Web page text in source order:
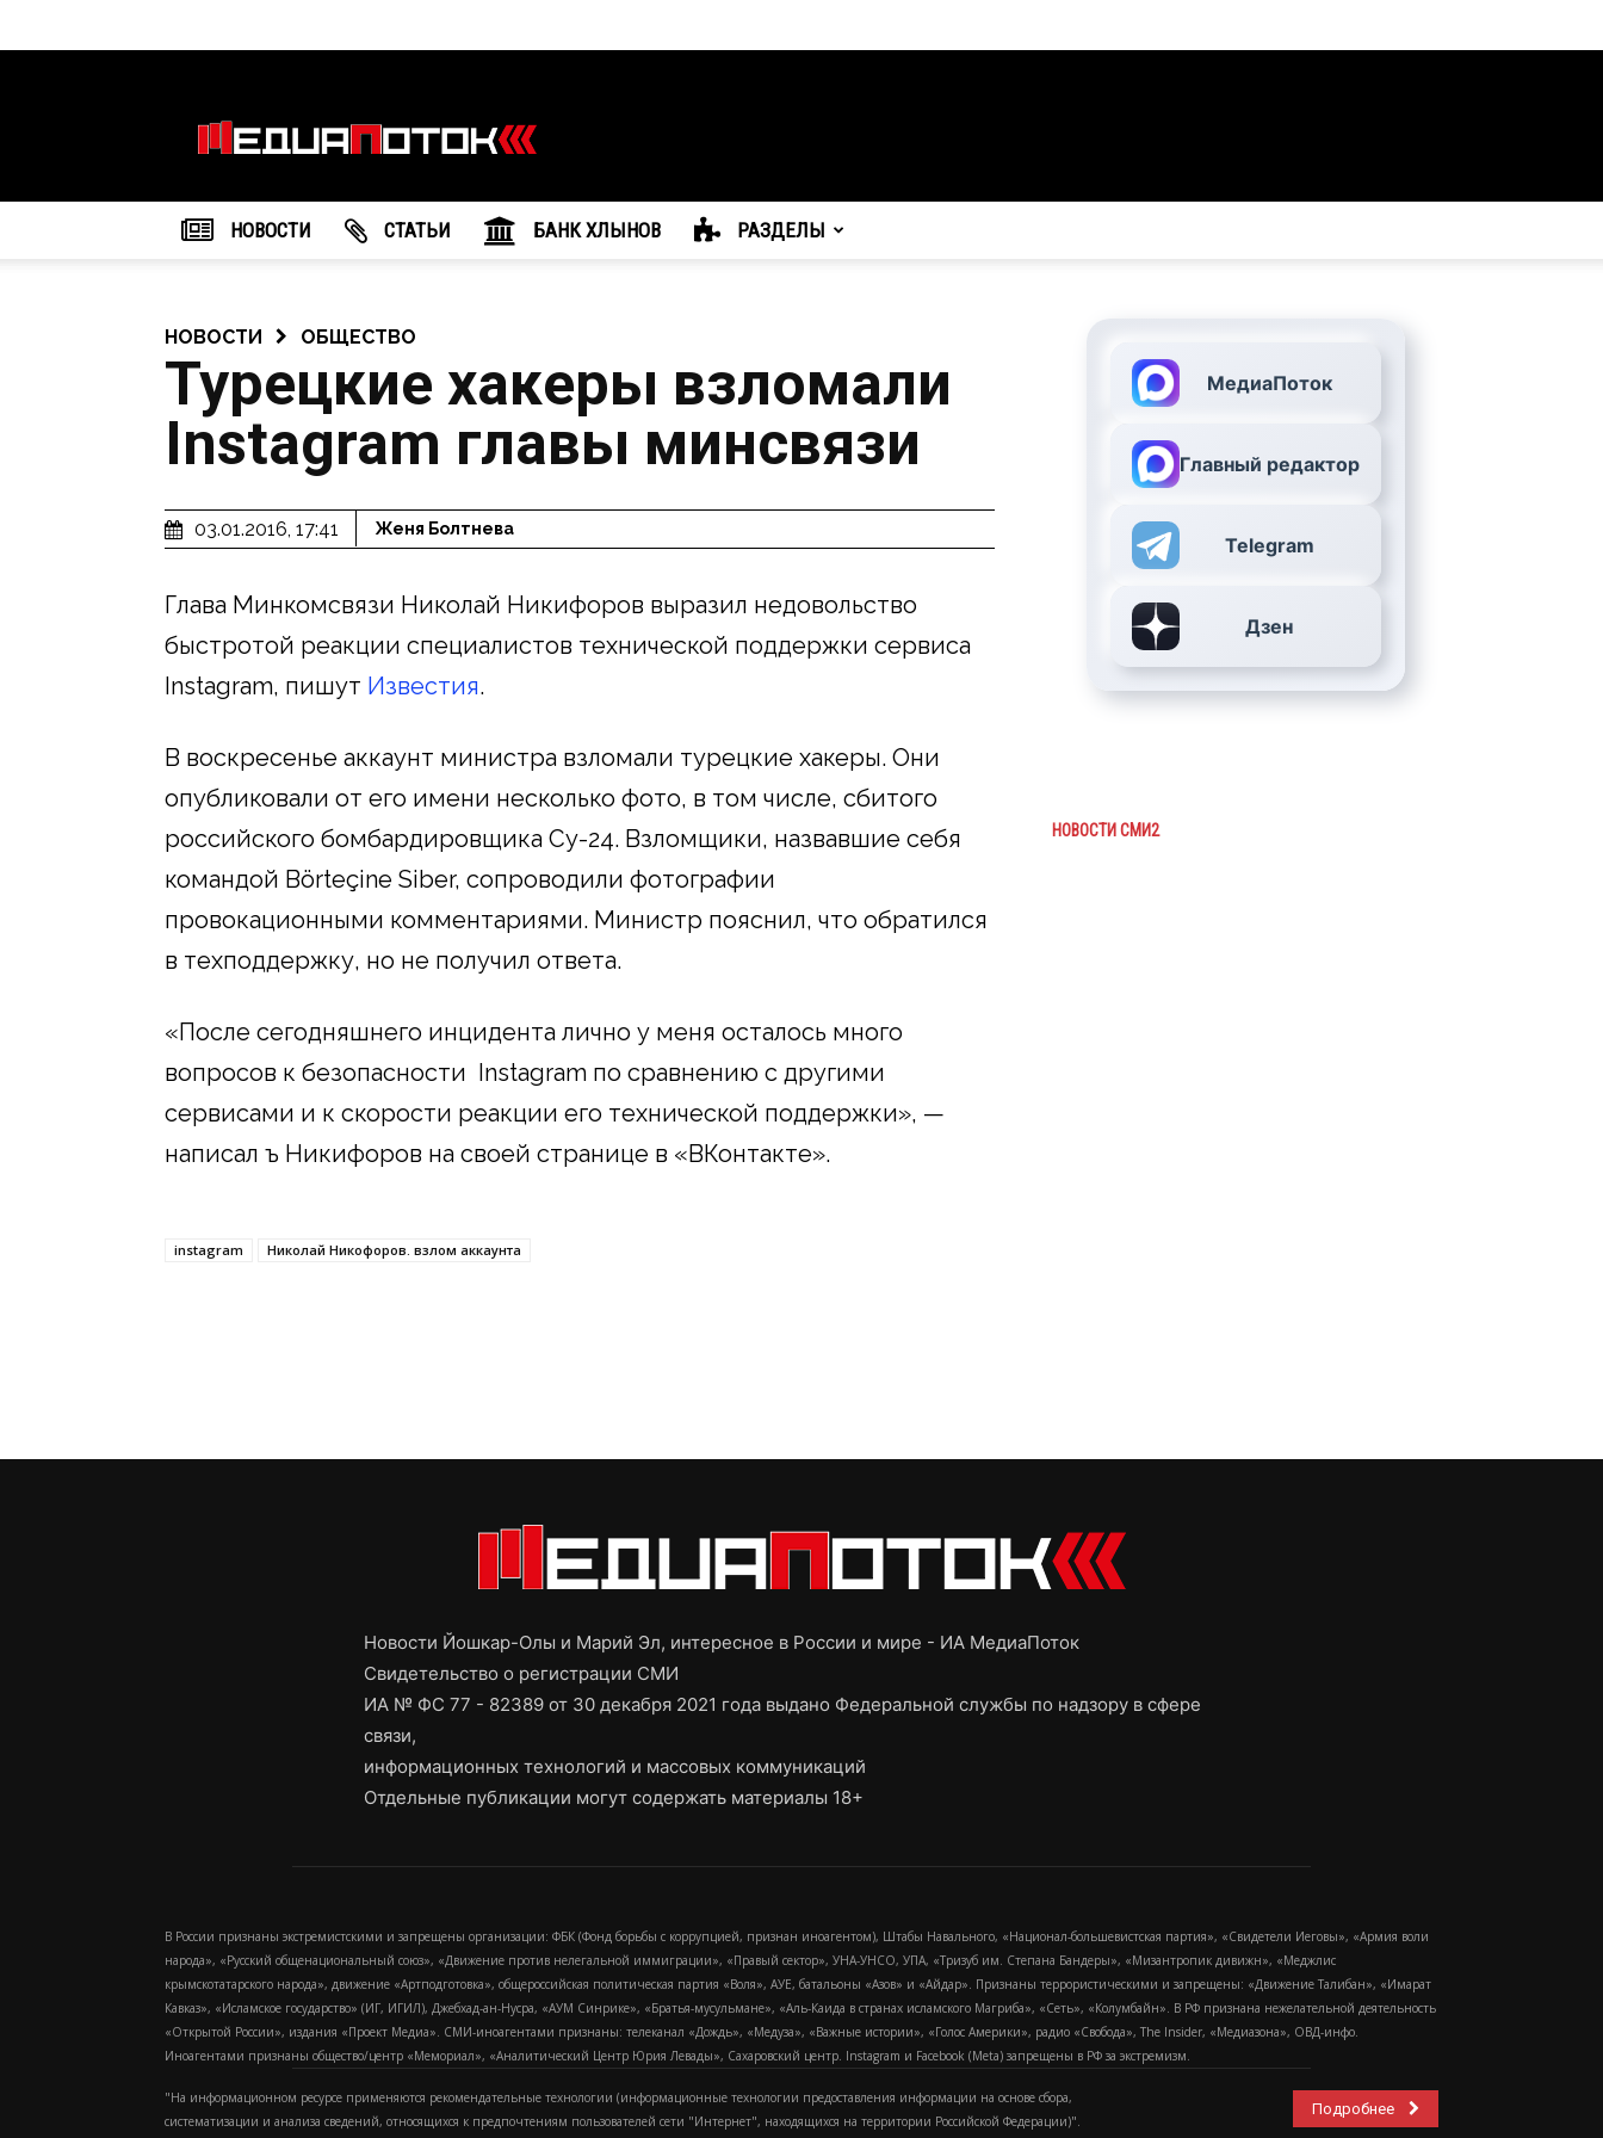
агентство
"МедиаПоток"
НОВОСТИ CТАТЬИ БАНК ХЛЫНОВ РАЗДЕЛЫ
НОВОСТИ ОБЩЕСТВО
Турецкие хакеры взломали
Instagram главы минсвязи
03.01.2016, 17:41 Женя Болтнева
Глава Минкомсвязи Николай Никифоров выразил недовольство
быстротой реакции специалистов технической поддержки сервиса
Instagram, пишут Известия.
В воскресенье аккаунт министра взломали турецкие хакеры. Они
опубликовали от его имени несколько фото, в том числе, сбитого
российского бомбардировщика Су-24. Взломщики, назвавшие себя
командой Börteçine Siber, сопроводили фотографии
провокационными комментариями. Министр пояснил, что обратился
в техподдержку, но не получил ответа.
«После сегодняшнего инцидента лично у меня осталось много
вопросов к безопасности Instagram по сравнению с другими
сервисами и к скорости реакции его технической поддержки», —
написал ъ Никифоров на своей странице в «ВКонтакте».
instagram Николай Никофоров. взлом аккаунта
МедиаПоток
Главный редактор
Telegram
Дзен
НОВОСТИ СМИ2
Новости Йошкар-Олы и Марий Эл, интересное в России и мире - ИА МедиаПоток
Свидетельство о регистрации СМИ
ИА № ФС 77 - 82389 от 30 декабря 2021 года выдано Федеральной службы по надзору в сфере
связи,
информационных технологий и массовых коммуникаций
Отдельные публикации могут содержать материалы 18+
В России признаны экстремистскими и запрещены организации: ФБК (Фонд борьбы с коррупцией, признан иноагентом), Штабы Навального, «Национал-большевистская партия», «Свидетели Иеговы», «Армия воли
народа», «Русский общенациональный союз», «Движение против нелегальной иммиграции», «Правый сектор», УНА-УНСО, УПА, «Тризуб им. Степана Бандеры», «Мизантропик дивижн», «Меджлис
крымскотатарского народа», движение «Артподготовка», общероссийская политическая партия «Воля», АУЕ, батальоны «Азов» и «Айдар». Признаны террористическими и запрещены: «Движение Талибан», «Имарат
Кавказ», «Исламское государство» (ИГ, ИГИЛ), Джебхад-ан-Нусра, «АУМ Синрике», «Братья-мусульмане», «Аль-Каида в странах исламского Магриба», «Сеть», «Колумбайн». В РФ признана нежелательной деятельность
«Открытой России», издания «Проект Медиа». СМИ-иноагентами признаны: телеканал «Дождь», «Медуза», «Важные истории», «Голос Америки», радио «Свобода», The Insider, «Медиазона», ОВД-инфо.
Иноагентами признаны общество/центр «Мемориал», «Аналитический Центр Юрия Левады», Сахаровский центр. Instagram и Facebook (Metа) запрещены в РФ за экстремизм.
"На информационном ресурсе применяются рекомендательные технологии (информационные технологии предоставления информации на основе сбора,
систематизации и анализа сведений, относящихся к предпочтениям пользователей сети "Интернет", находящихся на территории Российской Федерации)".
Подробнее